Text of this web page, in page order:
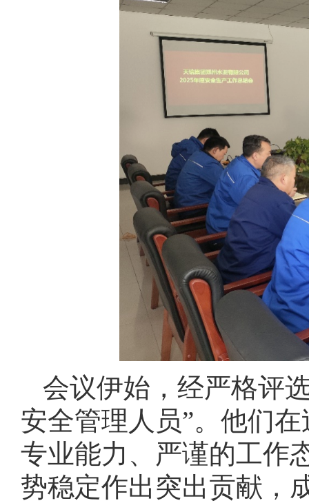
会议伊始，经严格评
安全管理人员”。他们
专业能力、严谨的工作
势稳定作出突出贡献，